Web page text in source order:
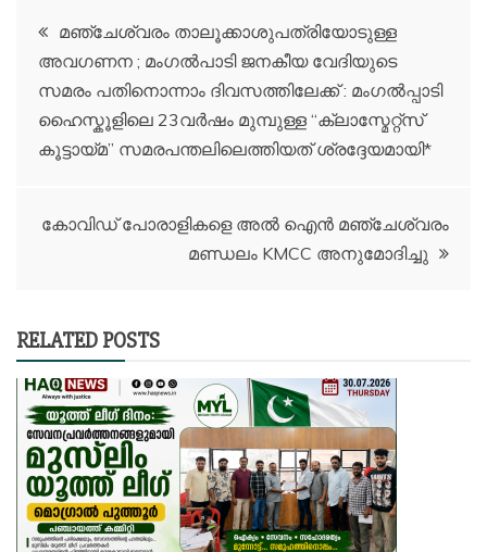
Post
navigation
മഞ്ചേശ്വരം താലൂക്കാശുപത്രിയോടുള്ള
അവഗണന ; മംഗൽപാടി ജനകീയ വേദിയുടെ
സമരം പതിനൊന്നാം ദിവസത്തിലേക്ക് : മംഗൽപ്പാടി
ഹൈസ്കൂളിലെ 23വർഷം മുമ്പുള്ള “ക്ലാസ്മേറ്റ്സ്
കൂട്ടായ്മ” സമരപന്തലിലെത്തിയത് ശ്രദ്ദേയമായി*
കോവിഡ് പോരാളികളെ അൽ ഐൻ മഞ്ചേശ്വരം
മണ്ഡലം KMCC അനുമോദിച്ചു
RELATED POSTS